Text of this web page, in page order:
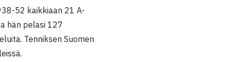
52 kaikkiaan 21 A-
hän pelasi 127
Tenniksen Suomen